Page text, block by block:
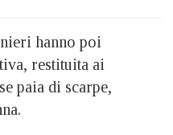
hanno poi
restituita ai
paia di scarpe,